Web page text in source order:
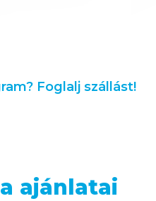
Foglalj szállást!
ajánlatai